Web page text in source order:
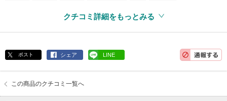
アルコールフリー
クチコミ詳細をもっとみる
ポスト シェア LINE
この商品のクチコミ一覧へ